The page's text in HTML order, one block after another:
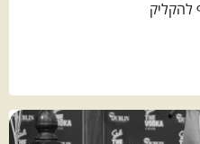
להקליק